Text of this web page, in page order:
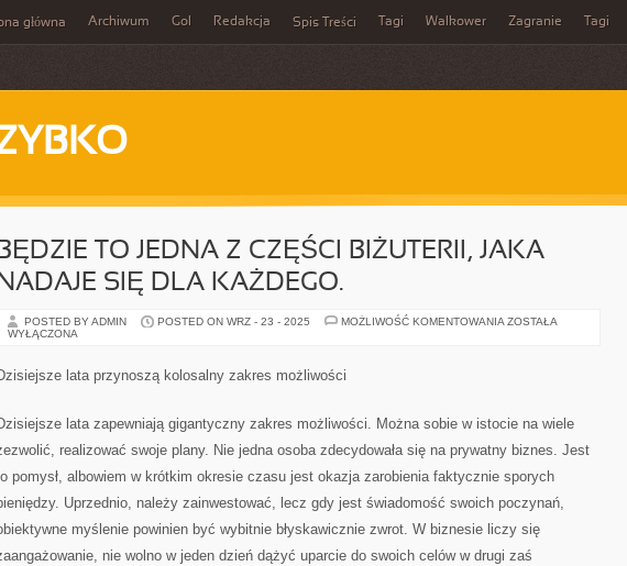
główna Archiwum Gol Redakcja Spis Treści Tagi Walkower Zagranie Tagi
BĘDZIE TO JEDNA Z CZĘŚCI BIŻUTERII, JAKA
NADAJE SIĘ DLA KAŻDEGO.
POSTED BY ADMIN POSTED ON WRZ - 23 - 2025 MOŻLIWOŚĆ KOMENTOWANIA BĘDZIE
SIĘ
DLA
ZOSTAŁA
WYŁĄCZONA
lata przynoszą kolosalny zakres możliwości
lata zapewniają gigantyczny zakres możliwości. Można sobie w istocie na wiele
realizować swoje plany. Nie jedna osoba zdecydowała się na prywatny biznes. Jest
pomysł, albowiem w krótkim okresie czasu jest okazja zarobienia faktycznie sporych
Uprzednio, należy zainwestować, lecz gdy jest świadomość swoich poczynań,
myślenie powinien być wybitnie błyskawicznie zwrot. W biznesie liczy się
nie wolno w jeden dzień dążyć uparcie do swoich celów w drugi zaś